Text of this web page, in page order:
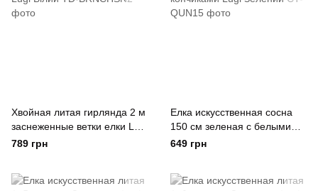
Хвойная литая гирлянда 2 м
заснеженные ветки елки Lugi
Білий
789 грн
Елка искусственная сосна
150 см зеленая с белыми
кончиками Lugi Зелений
649 грн